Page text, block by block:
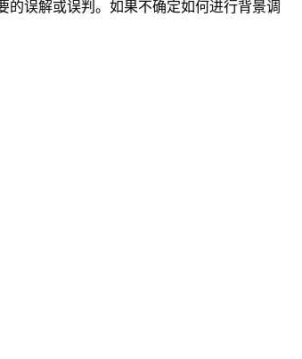
误解或误判。如果不确定如何进行背景调